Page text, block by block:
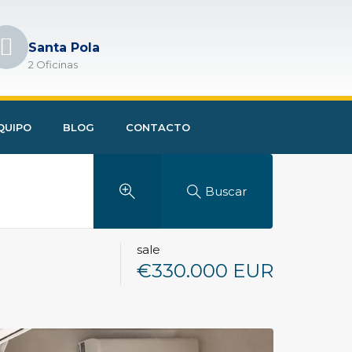
Santa Pola
2 Oficinas
BLOG CONTACTO
Buscar
sale
€330.000 EUR